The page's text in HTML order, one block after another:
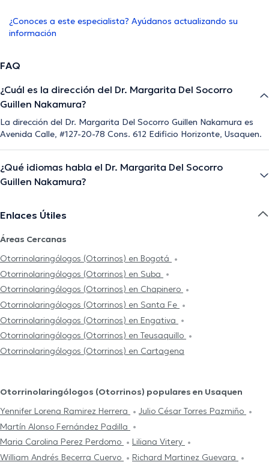
¿Conoces a este especialista? Ayúdanos actualizando su
información
FAQ
¿Cuál es la dirección del Dr. Margarita Del Socorro
Guillen Nakamura?
La dirección del Dr. Margarita Del Socorro Guillen Nakamura es
Avenida Calle, #127-20-78 Cons. 612 Edificio Horizonte, Usaquen.
¿Qué idiomas habla el Dr. Margarita Del Socorro
Guillen Nakamura?
Enlaces Útiles
Áreas Cercanas
Otorrinolaringólogos (Otorrinos) en Bogotá
Otorrinolaringólogos (Otorrinos) en Suba
Otorrinolaringólogos (Otorrinos) en Chapinero
Otorrinolaringólogos (Otorrinos) en Santa Fe
Otorrinolaringólogos (Otorrinos) en Engativa
Otorrinolaringólogos (Otorrinos) en Teusaquillo
Otorrinolaringólogos (Otorrinos) en Cartagena
Otorrinolaringólogos (Otorrinos) populares en Usaquen
Yennifer Lorena Ramirez Herrera
Julio César Torres Pazmiño
Martín Alonso Fernández Padilla
Maria Carolina Perez Perdomo
Liliana Vitery
William Andrés Becerra Cuervo
Richard Martinez Guevara